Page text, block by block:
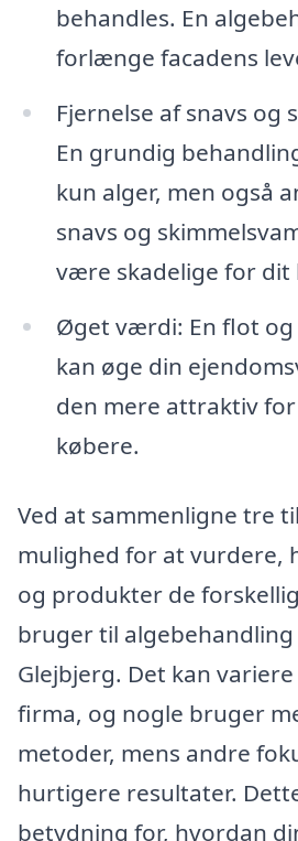
behandles. En
forlænge facadens
Fjernelse af snavs og
En grundig
kun alger, men også
snavs og
være skadelige for dit
Øget værdi: En flot og
kan øge din
den mere attraktiv
købere.
Ved at sammenligne tre
mulighed for at vurdere,
og produkter de
bruger til algebehandling
Glejbjerg. Det kan
firma, og nogle bruger
metoder, mens andre
hurtigere resultater.
betydning for, hvordan